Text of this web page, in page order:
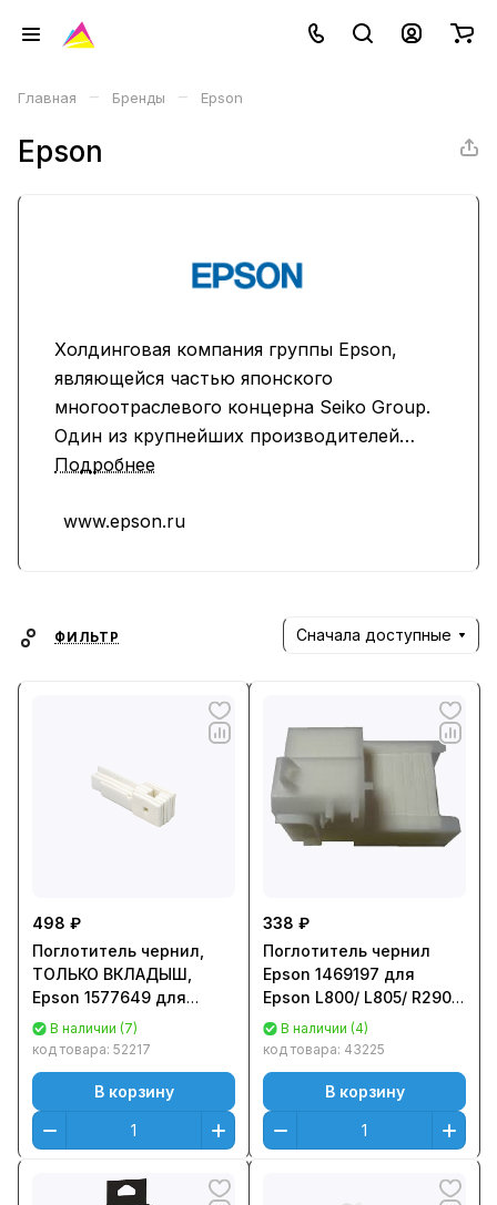
Главная – Бренды – Epson
Epson
Холдинговая компания группы Epson,
являющейся частью японского
многоотраслевого концерна Seiko Group.
Один из крупнейших производителей
принтеров и чернильных картриджей к
часы (под торговыми марками Seiko и
Подробнее
www.epson.ru
ФИЛЬТР Сначала доступные
498 ₽
Поглотитель чернил,
ТОЛЬКО ВКЛАДЫШ,
Epson 1577649 для
Epson L110 / L120 / L210 /
L300 / L350 / L355 / L132 /
абсорбер) [1627961]
В наличии (7)
код товара: 52217
В корзину
338 ₽
Поглотитель чернил
Epson 1469197 для
Epson L800/ L805/ R290/
R295/ T50/ T59/ P50
(памперс, абсорбер)
В наличии (4)
код товара: 43225
В корзину